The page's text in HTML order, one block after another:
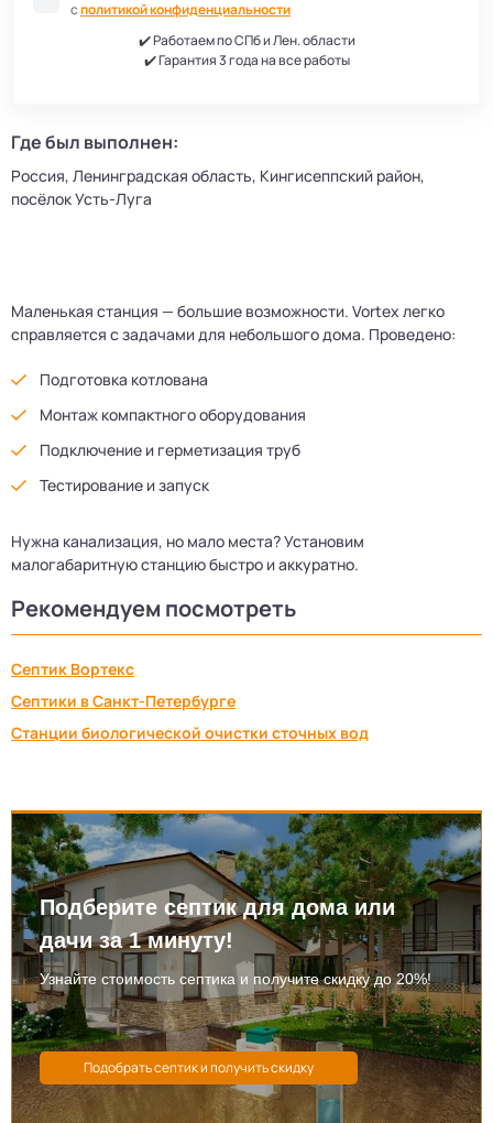
сполитикой конфиденциальности
✔️ Работаем по СПб и Лен. области
✔️ Гарантия 3 года на все работы
Где был выполнен:
Россия, Ленинградская область, Кингисеппский район,
посёлок Усть-Луга
Маленькая станция — большие возможности. Vortex легко
справляется с задачами для небольшого дома. Проведено:
Подготовка котлована
Монтаж компактного оборудования
Подключение и герметизация труб
Тестирование и запуск
Нужна канализация, но мало места? Установим
малогабаритную станцию быстро и аккуратно.
Рекомендуем посмотреть
Септик Вортекс
Септики в Санкт-Петербурге
Станции биологической очистки сточных вод
Подберите септик для дома или
дачи за 1 минуту!
Узнайте стоимость септика и получите скидку до 20%!